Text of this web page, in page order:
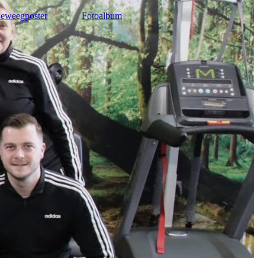
Fotoalbum